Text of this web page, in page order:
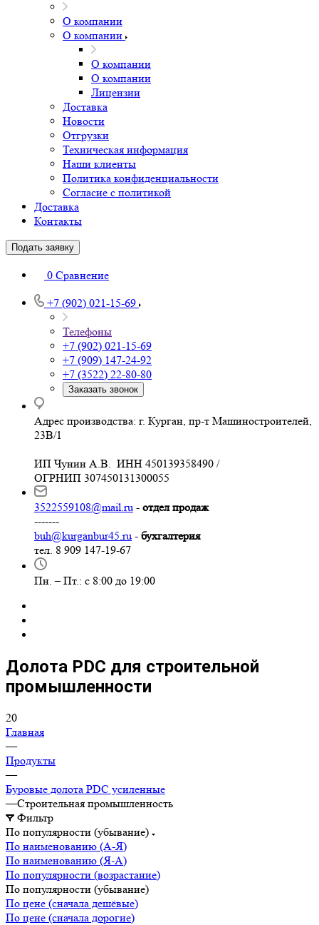
О компании
О компании
О компании
О компании
Лицензии
Доставка
Новости
Отгрузки
Техническая информация
Наши клиенты
Политика конфиденциальности
Согласие с политикой
Доставка
Контакты
Подать заявку
0 Сравнение
+7 (902) 021-15-69
Телефоны
+7 (902) 021-15-69
+7 (909) 147-24-92
+7 (3522) 22-80-80
Заказать звонок
Адрес производства: г. Курган, пр-т Машиностроителей,
23В/1
ИП Чунин А.В. ИНН 450139358490 /
ОГРНИП 307450131300055
3522559108@mail.ru - отдел продаж
-------
buh@kurganbur45.ru - бухгалтерия
тел. 8 909 147-19-67
Пн. – Пт.: с 8:00 до 19:00
Долота PDC для строительной
промышленности
20
Главная
—
Продукты
—
Буровые долота PDC усиленные
—Строительная промышленность
Фильтр
По популярности (убывание)
По наименованию (А-Я)
По наименованию (Я-А)
По популярности (возрастание)
По популярности (убывание)
По цене (сначала дешёвые)
По цене (сначала дорогие)